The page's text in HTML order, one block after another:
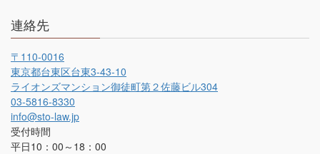
連絡先
〒110-0016
東京都台東区台東3-43-10
ライオンズマンション御徒町第２佐藤ビル304
03-5816-8330
info@sto-law.jp
受付時間
平日10：00～18：00